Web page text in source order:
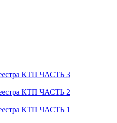
КТП ЧАСТЬ 3
КТП ЧАСТЬ 2
КТП ЧАСТЬ 1